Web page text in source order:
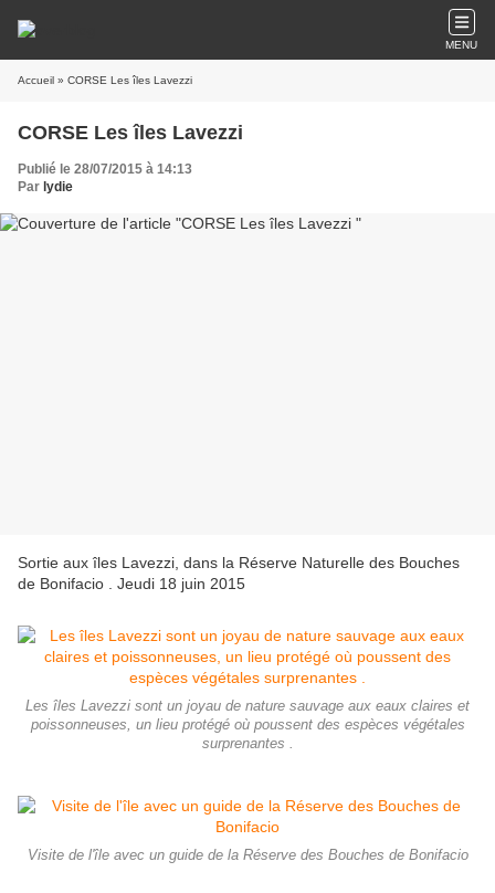
MENU
Accueil » CORSE Les îles Lavezzi
CORSE Les îles Lavezzi
Publié le 28/07/2015 à 14:13
Par lydie
Sortie aux îles Lavezzi, dans la Réserve Naturelle des Bouches
de Bonifacio . Jeudi 18 juin 2015
Les îles Lavezzi sont un joyau de nature sauvage aux eaux claires et
poissonneuses, un lieu protégé où poussent des espèces végétales
surprenantes .
Visite de l'île avec un guide de la Réserve des Bouches de Bonifacio